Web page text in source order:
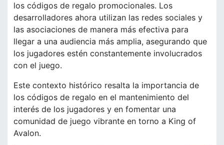
los códigos de regalo promocionales. Los
desarrolladores ahora utilizan las redes sociales y
las asociaciones de manera más efectiva para
llegar a una audiencia más amplia, asegurando que
los jugadores estén constantemente involucrados
con el juego.
Este contexto histórico resalta la importancia de
los códigos de regalo en el mantenimiento del
interés de los jugadores y en fomentar una
comunidad de juego vibrante en torno a King of
Avalon.